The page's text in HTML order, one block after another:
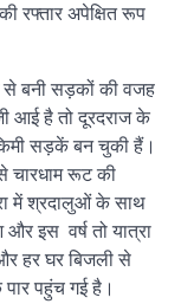
रफ्तार अपेक्षित रूप
बनी सड़कों की वजह
आई है तो दूरदराज के
सड़कें बन चुकी हैं।
चारधाम रूट की
में श्रदालुओं के साथ
इस वर्ष तो यात्रा
हर घर बिजली से
पहुंच गई है।